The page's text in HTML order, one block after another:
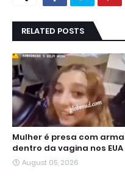
RELATED POSTS
Mulher é presa com arma
dentro da vagina nos EUA
August 05, 2026